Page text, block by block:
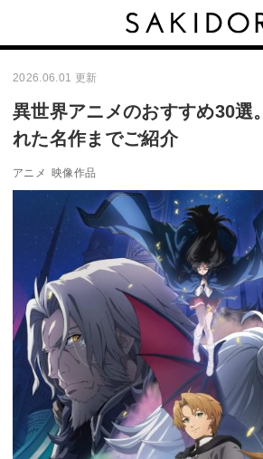
2026.06.01 更新
異世界アニメのおすすめ30選
れた名作までご紹介
アニメ 映像作品